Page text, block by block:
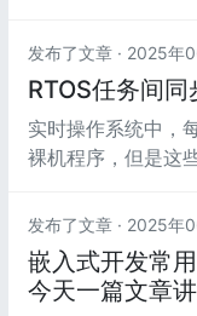
发布了文章 · 2025年
RTOS任务间
实时操作系统中，
裸机程序，但是这
题呢？
发布了文章 · 2025年
嵌入式开发常
今天一篇文章